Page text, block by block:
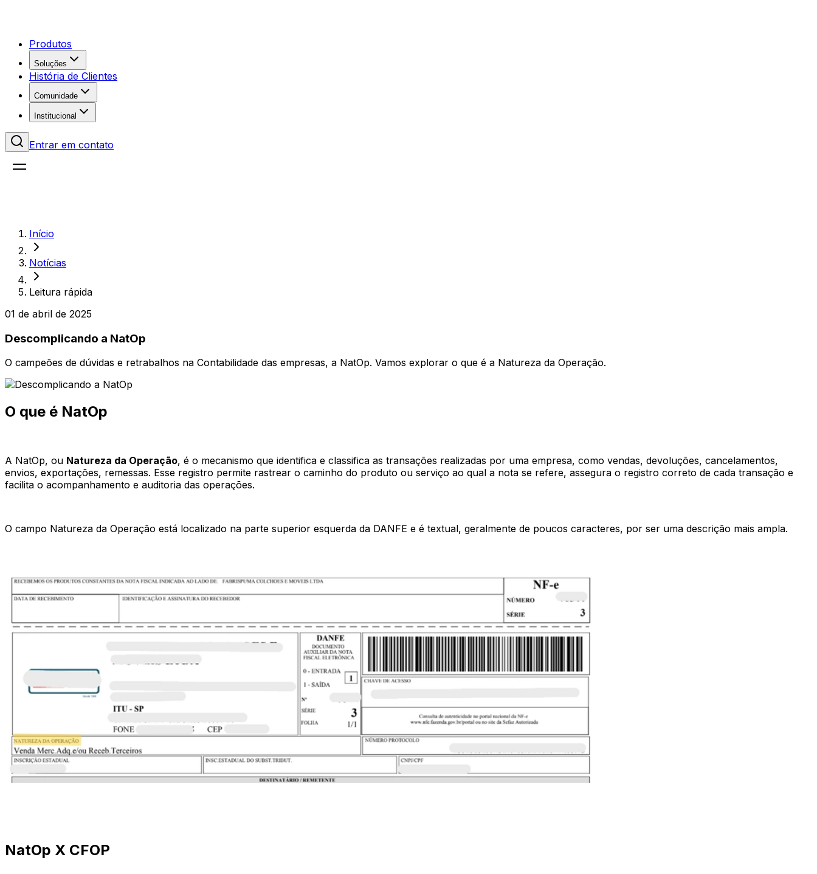
Produtos
Soluções
História de Clientes
Comunidade
Institucional
Entrar em contato
Início
Notícias
Leitura rápida
01 de abril de 2025
Descomplicando a NatOp
O campeões de dúvidas e retrabalhos na Contabilidade das empresas, a NatOp. Vamos explorar o que é a Natureza da Operação.
O que é NatOp
A NatOp, ou Natureza da Operação, é o mecanismo que identifica e classifica as transações realizadas por uma empresa, como vendas, devoluções, cancelamentos,
envios, exportações, remessas. Esse registro permite rastrear o caminho do produto ou serviço ao qual a nota se refere, assegura o registro correto de cada transação e
facilita o acompanhamento e auditoria das operações.
O campo Natureza da Operação está localizado na parte superior esquerda da DANFE e é textual, geralmente de poucos caracteres, por ser uma descrição mais ampla.
NatOp X CFOP